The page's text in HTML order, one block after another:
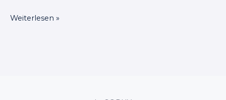
Weiterlesen »